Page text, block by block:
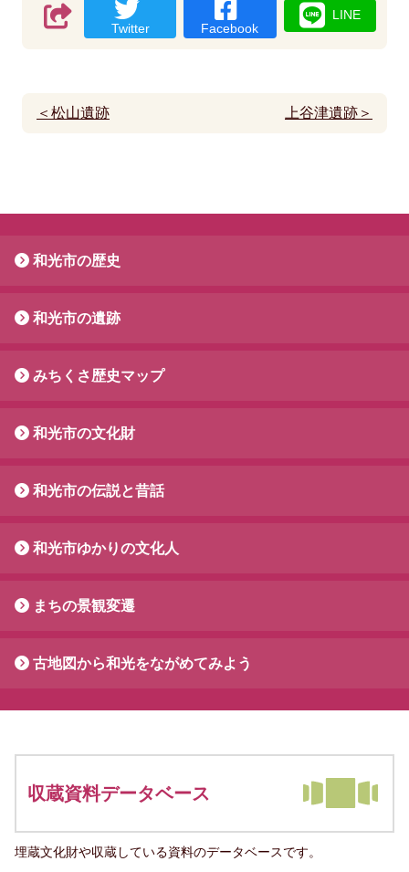
Twitter Facebook
LINE
＜松山遺跡 上谷津遺跡＞
和光市の歴史
和光市の遺跡
みちくさ歴史マップ
和光市の文化財
和光市の伝説と昔話
和光市ゆかりの文化人
まちの景観変遷
古地図から和光をながめてみよう
収蔵資料データベース
埋蔵文化財や収蔵している資料のデータベースです。